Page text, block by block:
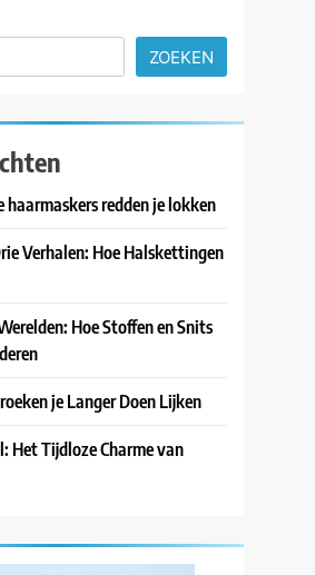
ZOEKEN
haarmaskers redden je lokken
Verhalen: Hoe Halskettingen
Hoe Stoffen en Snits
je Langer Doen Lijken
Het Tijdloze Charme van